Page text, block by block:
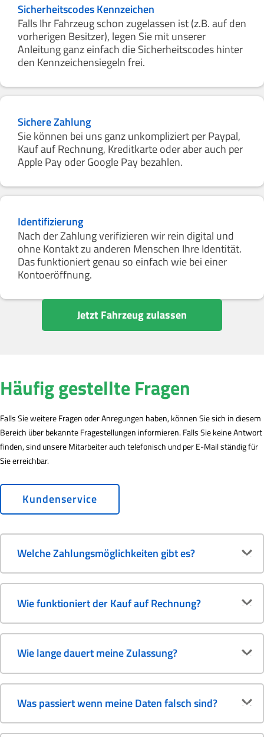
Sicherheitscodes Kennzeichen
Falls Ihr Fahrzeug schon zugelassen ist (z.B. auf den
vorherigen Besitzer), legen Sie mit unserer
Anleitung ganz einfach die Sicherheitscodes hinter
den Kennzeichensiegeln frei.
Sichere Zahlung
Sie können bei uns ganz unkompliziert per Paypal,
Kauf auf Rechnung, Kreditkarte oder aber auch per
Apple Pay oder Google Pay bezahlen.
Identifizierung
Nach der Zahlung verifizieren wir rein digital und
ohne Kontakt zu anderen Menschen Ihre Identität.
Das funktioniert genau so einfach wie bei einer
Kontoeröffnung.
Jetzt Fahrzeug zulassen
Häufig gestellte Fragen
Falls Sie weitere Fragen oder Anregungen haben, können Sie sich in diesem
Bereich über bekannte Fragestellungen informieren. Falls Sie keine Antwort
finden, sind unsere Mitarbeiter auch telefonisch und per E-Mail ständig für
Sie erreichbar.
Kundenservice
Welche Zahlungsmöglichkeiten gibt es?
Wie funktioniert der Kauf auf Rechnung?
Wie lange dauert meine Zulassung?
Was passiert wenn meine Daten falsch sind?